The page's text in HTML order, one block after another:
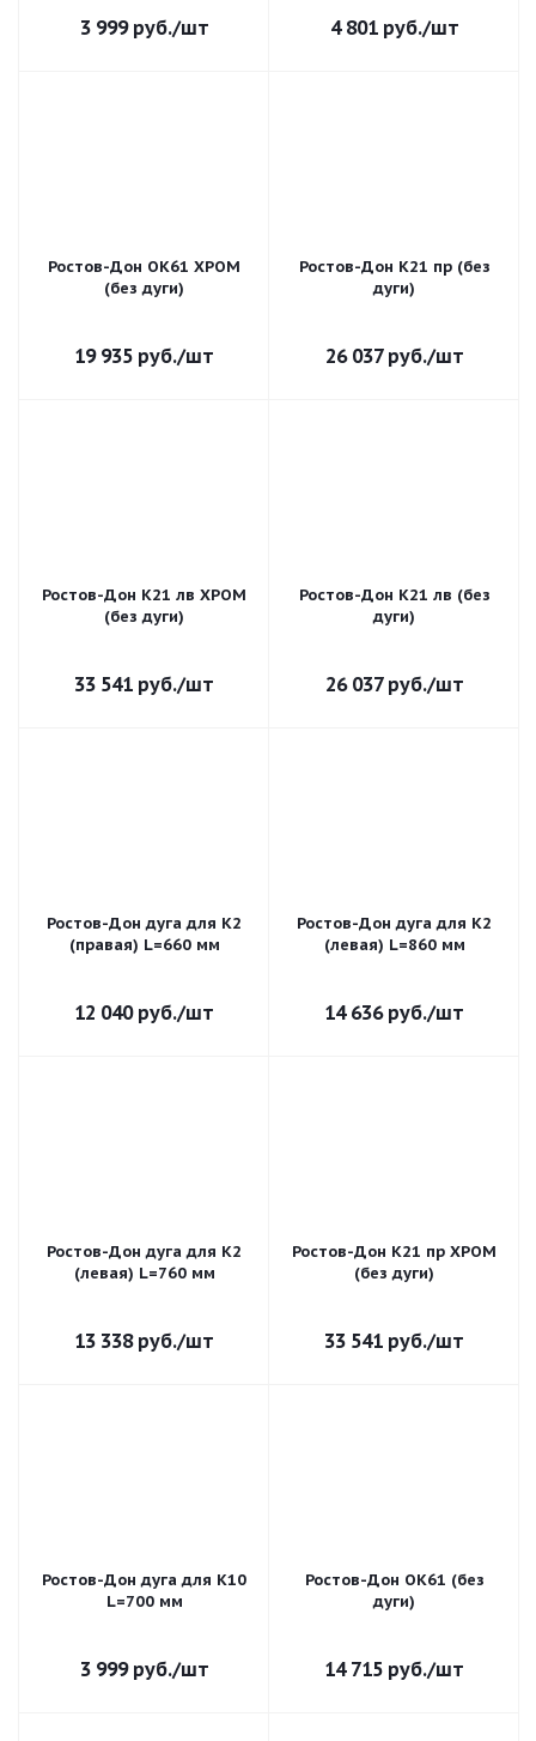
3 999руб./шт 4 801руб./шт
Ростов-Дон ОК61 ХРОМ
(без дуги)
19 935 руб./шт
Ростов-Дон К21 пр (без
дуги)
26 037руб./шт
Ростов-Дон К21 лв ХРОМ
(без дуги)
33 541 руб./шт
Ростов-Дон К21 лв (без
дуги)
26 037руб./шт
Ростов-Дон дуга для К2
(правая) L=660 мм
12 040руб./шт
Ростов-Дон дуга для К2
(левая) L=860 мм
14 636руб./шт
Ростов-Дон дуга для К2
(левая) L=760 мм
13 338руб./шт
Ростов-Дон К21 пр ХРОМ
(без дуги)
33 541 руб./шт
Ростов-Дон дуга для К10
L=700 мм
3 999руб./шт
Ростов-Дон ОК61 (без
дуги)
14 715 руб./шт